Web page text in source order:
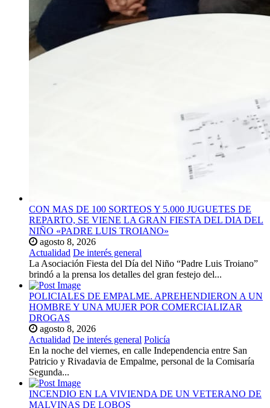
CON MAS DE 100 SORTEOS Y 5.000 JUGUETES DE
REPARTO, SE VIENE LA GRAN FIESTA DEL DIA DEL
NIÑO «PADRE LUIS TROIANO»
agosto 8, 2026
Actualidad De interés general
La Asociación Fiesta del Día del Niño “Padre Luis Troiano”
brindó a la prensa los detalles del gran festejo del...
POLICIALES DE EMPALME. APREHENDIERON A UN
HOMBRE Y UNA MUJER POR COMERCIALIZAR
DROGAS
agosto 8, 2026
Actualidad De interés general Policía
En la noche del viernes, en calle Independencia entre San
Patricio y Rivadavia de Empalme, personal de la Comisaría
Segunda...
INCENDIO EN LA VIVIENDA DE UN VETERANO DE
MALVINAS DE LOBOS